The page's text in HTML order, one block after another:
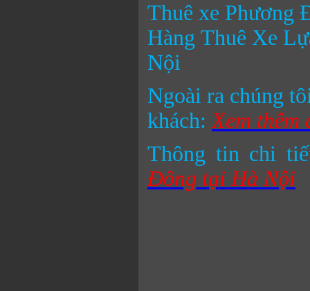
Thuê xe Phương
Hàng Thuê Xe
Nội
Ngoài ra chúng
khách:Xem thêm
Thông tin chi
Đông tại Hà Nội